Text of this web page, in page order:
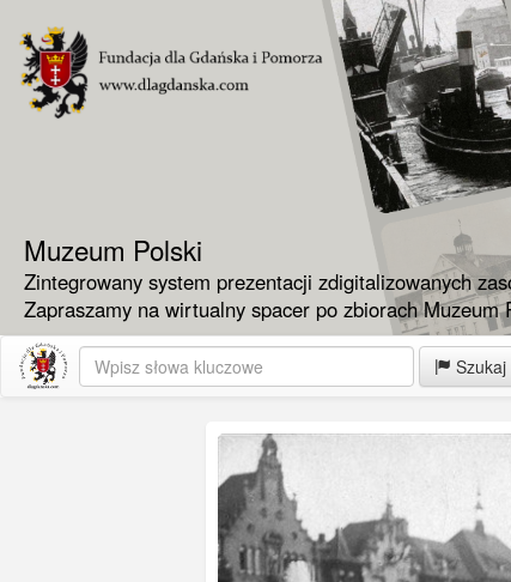
Muzeum Polski
Zintegrowany system prezentacji zdigitalizowanych
Zapraszamy na wirtualny spacer po zbiorach Muzeum
Szukaj